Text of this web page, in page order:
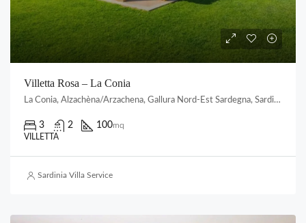
Villetta Rosa – La Conia
La Conia, Alzachèna/Arzachena, Gallura Nord-Est Sardegna, Sardigna/Sardegna, 07021, Italia
3 2 100mq
VILLETTA
Sardinia Villa Service